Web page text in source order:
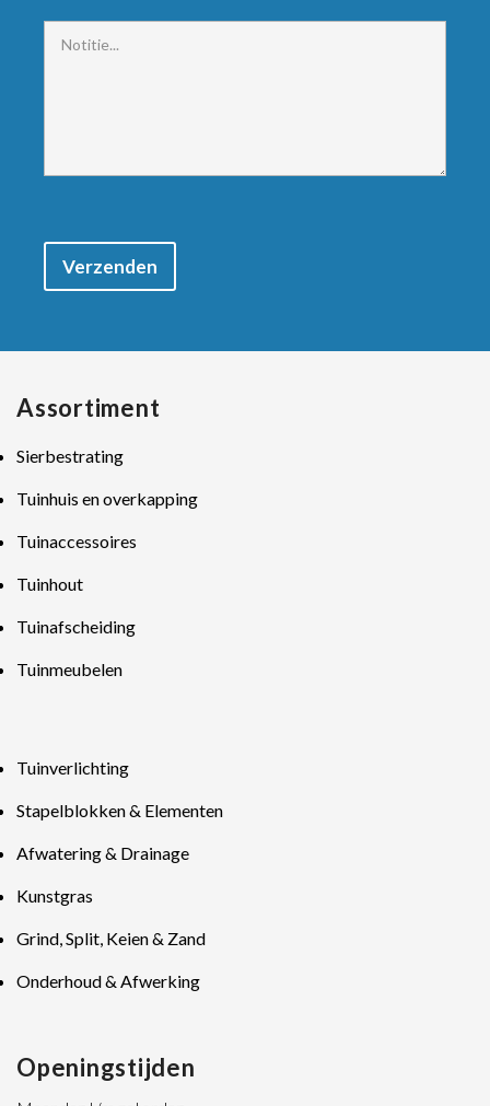
Verzenden
Assortiment
Sierbestrating
Tuinhuis en overkapping
Tuinaccessoires
Tuinhout
Tuinafscheiding
Tuinmeubelen
Tuinverlichting
Stapelblokken & Elementen
Afwatering & Drainage
Kunstgras
Grind, Split, Keien & Zand
Onderhoud & Afwerking
Openingstijden